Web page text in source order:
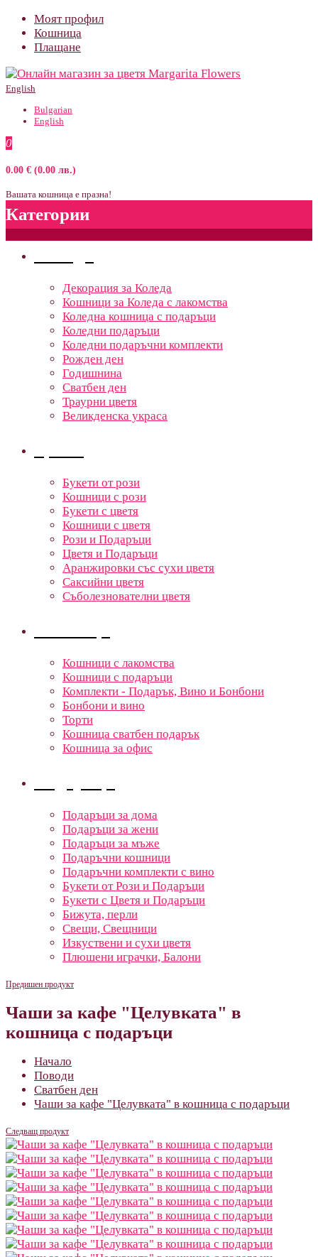
Моят профил
Кошница
Плащане
English
Bulgarian
English
0
0.00 € (0.00 лв.)
Вашата кошница е празна!
Категории
Декорация за Коледа
Кошници за Коледа с лакомства
Коледна кошница с подаръци
Коледни подаръци
Коледни подаръчни комплекти
Рожден ден
Годишнина
Сватбен ден
Траурни цветя
Великденска украса
Букети от рози
Кошници с рози
Букети с цветя
Кошници с цветя
Рози и Подаръци
Цветя и Подаръци
Аранжировки със сухи цветя
Саксийни цветя
Съболезнователни цветя
Кошници с лакомства
Кошници с подаръци
Комплекти - Подарък, Вино и Бонбони
Бонбони и вино
Торти
Кошница сватбен подарък
Кошница за офис
Подаръци за дома
Подаръци за жени
Подаръци за мъже
Подаръчни кошници
Подаръчни комплекти с вино
Букети от Рози и Подаръци
Букети с Цветя и Подаръци
Бижута, перли
Свещи, Свещници
Изкуствени и сухи цветя
Плюшени играчки, Балони
Предишен продукт
Чаши за кафе "Целувката" в
кошница с подаръци
Начало
Поводи
Сватбен ден
Чаши за кафе "Целувката" в кошница с подаръци
Следващ продукт